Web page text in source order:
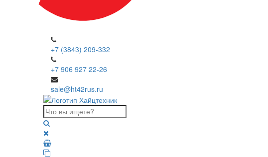
+7 (3843) 209-332
+7 906 927 22-26
sale@ht42rus.ru